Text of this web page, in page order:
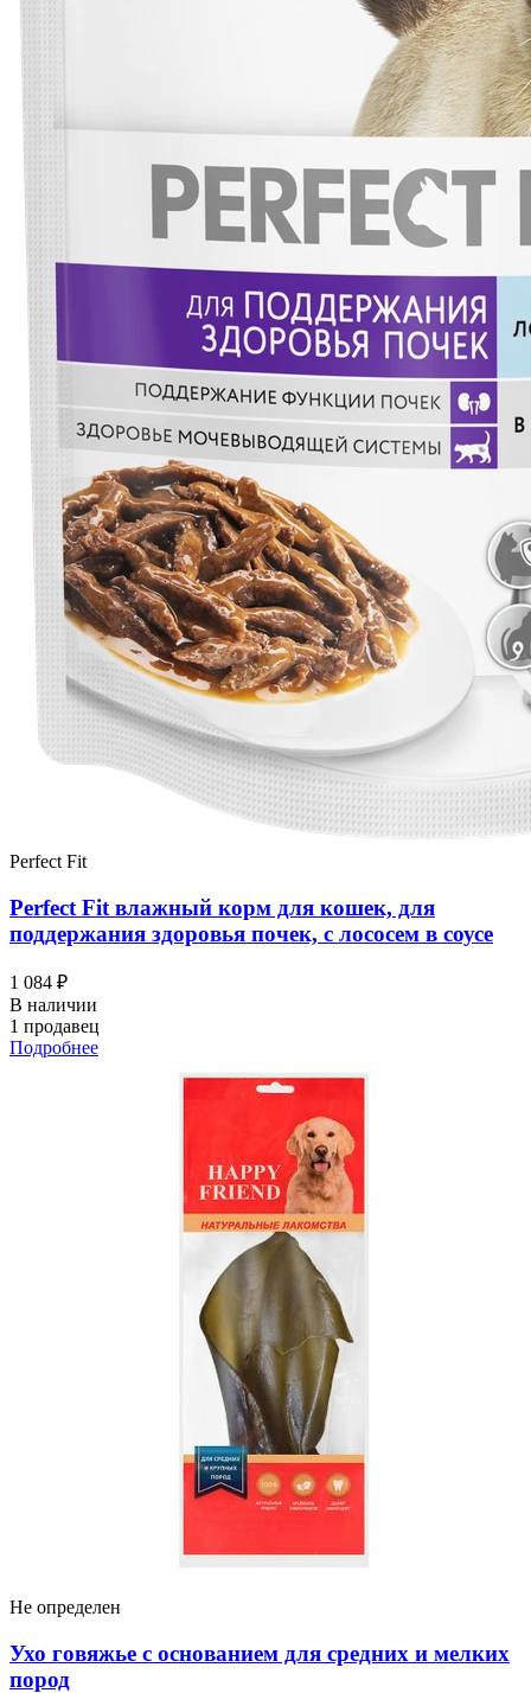
Perfect Fit
Perfect Fit влажный корм для кошек, для
поддержания здоровья почек, с лососем в соусе
1 084 ₽
В наличии
1 продавец
Подробнее
Не определен
Ухо говяжье с основанием для средних и мелких
пород